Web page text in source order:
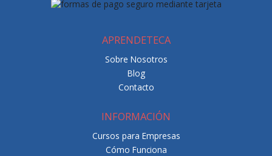
APRENDETECA
Sobre Nosotros
Blog
Contacto
INFORMACIÓN
Cursos para Empresas
Cómo Funciona